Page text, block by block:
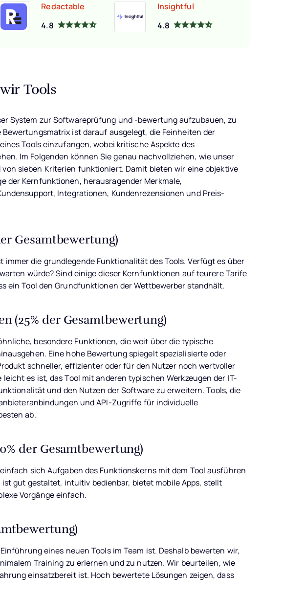
Redactable
4.8
Insightful
4.8
Tools
System zur Softwareprüfung und -bewertung aufzubauen, zu
ist darauf ausgelegt, die Feinheiten der
Tools einzufangen, wobei kritische Aspekte des
Im Folgenden können Sie genau nachvollziehen, wie unser
sieben Kriterien funktioniert. Damit bieten wir eine objektive
der Kernfunktionen, herausragender Merkmale,
Integrationen, Kundenrezensionen und Preis-
Gesamtbewertung)
die grundlegende Funktionalität des Tools. Verfügt es über
würde? Sind einige dieser Kernfunktionen auf teurere Tarife
ein Tool den Grundfunktionen der Wettbewerber standhält.
(25% der Gesamtbewertung)
besondere Funktionen, die weit über die typische
Eine hohe Bewertung spiegelt spezialisierte oder
schneller, effizienter oder für den Nutzer noch wertvoller
es ist, das Tool mit anderen typischen Werkzeugen der IT-
und den Nutzen der Software zu erweitern. Tools, die
und API-Zugriffe für individuelle
ab.
der Gesamtbewertung)
sich Aufgaben des Funktionskerns mit dem Tool ausführen
gut gestaltet, intuitiv bedienbar, bietet mobile Apps, stellt
Vorgänge einfach.
eines neuen Tools im Team ist. Deshalb bewerten wir,
Training zu erlernen und zu nutzen. Wir beurteilen, wie
einsatzbereit ist. Hoch bewertete Lösungen zeigen, dass